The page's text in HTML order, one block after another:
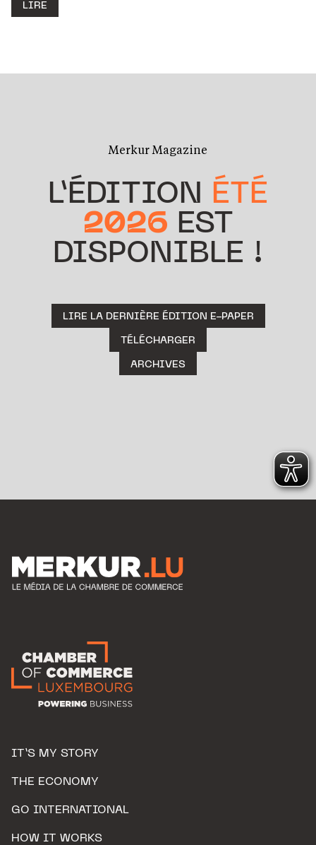
LIRE
Merkur Magazine
L’ÉDITION ÉTÉ
2026 EST
DISPONIBLE !
LIRE LA DERNIÈRE ÉDITION E-PAPER
TÉLÉCHARGER
ARCHIVES
IT’S MY STORY
THE ECONOMY
GO INTERNATIONAL
HOW IT WORKS